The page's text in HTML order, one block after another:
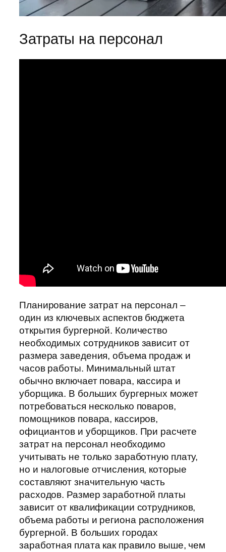
Затраты на персонал
Планирование затрат на персонал –
один из ключевых аспектов бюджета
открытия бургерной. Количество
необходимых сотрудников зависит от
размера заведения, объема продаж и
часов работы. Минимальный штат
обычно включает повара, кассира и
уборщика. В больших бургерных может
потребоваться несколько поваров,
помощников повара, кассиров,
официантов и уборщиков. При расчете
затрат на персонал необходимо
учитывать не только заработную плату,
но и налоговые отчисления, которые
составляют значительную часть
расходов. Размер заработной платы
зависит от квалификации сотрудников,
объема работы и региона расположения
бургерной. В больших городах
заработная плата как правило выше, чем